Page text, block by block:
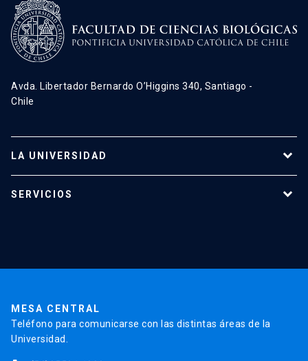
Avda. Libertador Bernardo O’Higgins 340, Santiago -
Chile
LA UNIVERSIDAD
Investigación
SERVICIOS
MESA CENTRAL
Teléfono para comunicarse con las distintas áreas de la
Universidad.